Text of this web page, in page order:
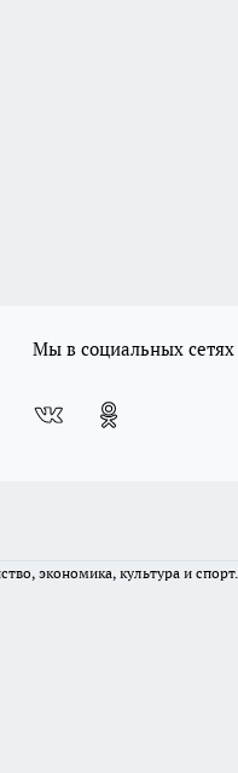
Мы в социальных сетях
экономика, культура и